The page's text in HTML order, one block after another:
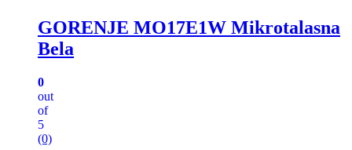
GORENJE MO17E1W Mikrotalasna
Bela
0
out
of
5
(0)